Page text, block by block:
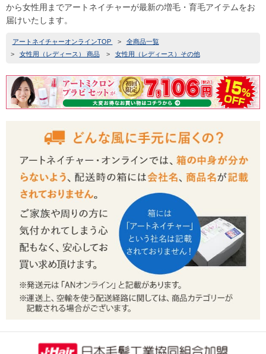
から女性用までアートネイチャーが最新の増毛・育毛アイテムをお
届けいたします。
アートネイチャーオンラインTOP >
全商品一覧
>
女性用（レディース） 商品 > 女性用（レディース）その他